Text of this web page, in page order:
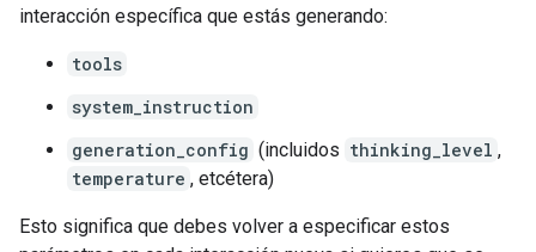
interacción específica que estás generando:
tools
system_instruction
generation_config (incluidos thinking_level ,
temperature , etcétera)
Esto significa que debes volver a especificar estos